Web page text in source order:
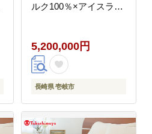
ルク100％×アイスラン
羽毛布団 アイダー
[JFJ047] 520万
5000000 5000000円
500万円
5,200,000円
長崎県 壱岐市